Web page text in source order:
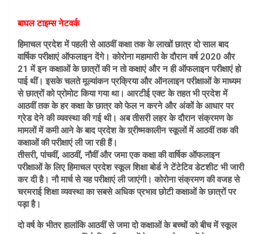
बाघल टाइम्स नेटवर्क
हिमाचल प्रदेश में पहली से आठवीं कक्षा तक के लाखों छात्र दो साल बाद
वार्षिक परीक्षाएं ऑफलाइन देंगे। कोरोना महामारी के दौरान वर्ष 2020 और
21 में इन कक्षाओं के छात्रों की न तो कक्षाएं और न ही ऑफलाइन परीक्षाएं हो
पाई थीं। इसके चलते मूल्यांकन प्रक्रिया और ऑनलाइन परीक्षाओं के माध्यम
से छात्रों को प्रोमोट किया गया था। आरटीई एक्ट के तहत भी प्रदेश में
आठवीं तक के हर कक्षा के छात्र को फेल न करने और अंकों के आधार पर
ग्रेड देने की व्यवस्था की गई थी। अब तीसरी लहर के दौरान संक्रमण के
मामलों में कमी आने के बाद प्रदेश के ग्र्रीष्मकालीन स्कूलों में आठवीं तक की
कक्षाओं की परीक्षाएं ली जा रही हैं।
तीसरी, पांचवीं, आठवीं, नौवीं और जमा एक कक्षा की वार्षिक ऑफलाइन
परीक्षाओं के लिए हिमाचल प्रदेश स्कूल शिक्षा बोर्ड ने टेंटेटिव डेटशीट भी जारी
कर दी है। नौ मार्च से यह परीक्षाएं ली जाएंगी। कोरोना संक्रमण की वजह से
चरमराई शिक्षा व्यवस्था का सबसे अधिक प्रभाव छोटी कक्षाओं के छात्रों पर
पड़ा है।
दो वर्ष के भीतर हालांकि आठवीं से जमा दो कक्षाओं के बच्चों को बीच में स्कूल